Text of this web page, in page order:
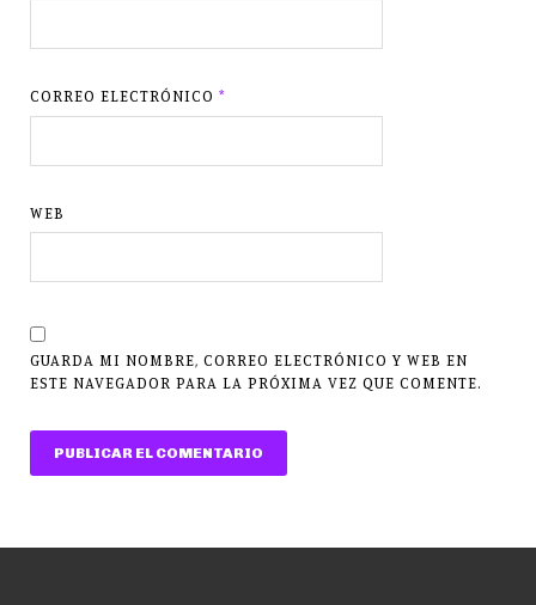
CORREO ELECTRÓNICO*
WEB
GUARDA MI NOMBRE, CORREO ELECTRÓNICO Y WEB EN
ESTE NAVEGADOR PARA LA PRÓXIMA VEZ QUE COMENTE.